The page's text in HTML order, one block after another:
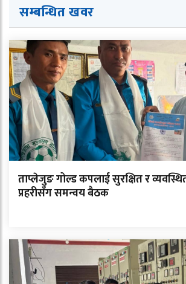
सम्बन्धित खवर
ताप्लेजुङ गोल्ड कपलाई सुरक्षित र
प्रहरीसँग समन्वय बैठक